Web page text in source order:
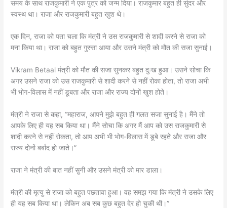
समय के साथ राजकुमारी ने एक पुत्र को जन्म दिया। राजकुमार बहुत ही सुंदर और
स्वस्थ था। राजा और राजकुमारी बहुत खुश थे।
एक दिन, राजा को पता चला कि मंत्री ने उस राजकुमारी से शादी करने से राजा को
मना किया था। राजा को बहुत गुस्सा आया और उसने मंत्री को मौत की सजा सुनाई।
Vikram Betaal मंत्री को मौत की सजा सुनकर बहुत दुःख हुआ। उसने सोचा कि
अगर उसने राजा को उस राजकुमारी से शादी करने से नहीं रोका होता, तो राजा अभी
भी भोग-विलास में नहीं डूबता और राजा और राज्य दोनों खुश होते।
मंत्री ने राजा से कहा, “महाराज, आपने मुझे बहुत ही गलत सजा सुनाई है। मैंने तो
आपके लिए ही यह सब किया था। मैंने सोचा कि अगर मैं आप को उस राजकुमारी से
शादी करने से नहीं रोकता, तो आप अभी भी भोग-विलास में डूबे रहते और राजा और
राज्य दोनों बर्बाद हो जाते।”
राजा ने मंत्री की बात नहीं सुनी और उसने मंत्री को मार डाला।
मंत्री की मृत्यु से राजा को बहुत पछतावा हुआ। वह समझ गया कि मंत्री ने उसके लिए
ही यह सब किया था। लेकिन अब सब कुछ बहुत देर हो चुकी थी।”